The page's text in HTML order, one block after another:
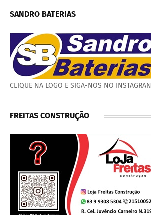
SANDRO BATERIAS
CLIQUE NA LOGO E SIGA-NOS NO INSTAGRAN
FREITAS CONSTRUÇÃO